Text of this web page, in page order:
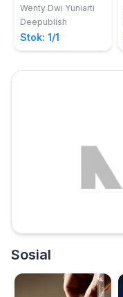
Dengan Python
Wenty Dwi Yuniarti
Deepublish
Stok: 1/1
Sosial